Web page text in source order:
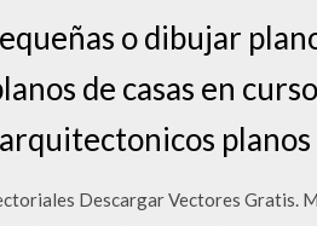
o dibujar
de casas en
Descargar Vectores Gratis.